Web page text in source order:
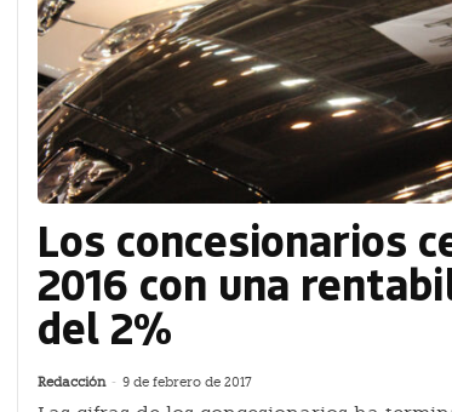
Los concesionarios
2016 con una
del 2%
Redacción - 9 de febrero de 2017